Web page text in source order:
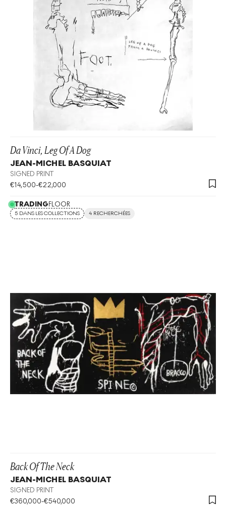
Da Vinci, Leg Of A Dog
JEAN-MICHEL BASQUIAT
SIGNED PRINT
€14,500-€22,000
TRADINGFLOOR
5 DANS LES COLLECTIONS 4 RECHERCHÉES
Back Of The Neck
JEAN-MICHEL BASQUIAT
SIGNED PRINT
€360,000-€540,000